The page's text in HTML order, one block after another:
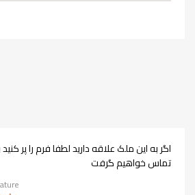
اگر به این ملک علاقه دارید لطفا فرم را پر
تماس خواهیم گرفت